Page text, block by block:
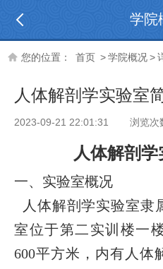
学院
您的位置： 首页 >学院概况>
人体解剖学实验室
2023-09-21 22:01:31 浏览次
人体解剖
一、实验室概况
人体解剖学实验室隶
室位于第二实训楼一
600平方米，内有人体